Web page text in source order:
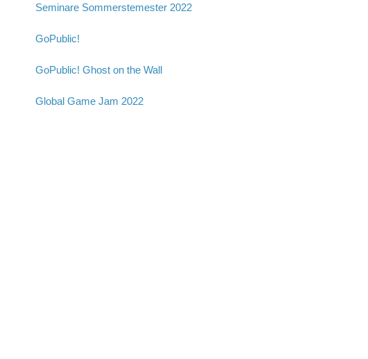
Seminare Sommerstemester 2022
GoPublic!
GoPublic! Ghost on the Wall
Global Game Jam 2022